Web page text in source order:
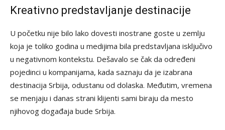
Kreativno predstavljanje destinacije
U početku nije bilo lako dovesti inostrane goste u zemlju
koja je toliko godina u medijima bila predstavljana isključivo
u negativnom kontekstu. Dešavalo se čak da određeni
pojedinci u kompanijama, kada saznaju da je izabrana
destinacija Srbija, odustanu od dolaska. Međutim, vremena
se menjaju i danas strani klijenti sami biraju da mesto
njihovog događaja bude Srbija.